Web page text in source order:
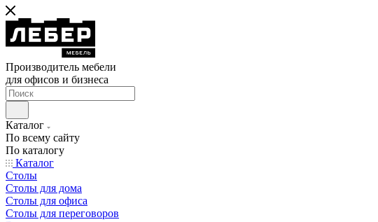
Производитель мебели
для офисов и бизнеса
Каталог
По всему сайту
По каталогу
Каталог
Столы
Столы для дома
Столы для офиса
Столы для переговоров